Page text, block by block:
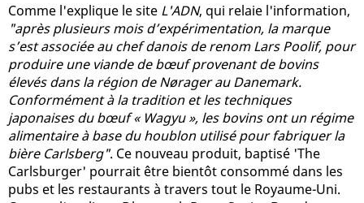
Comme l'explique le site L'ADN, qui relaie l'information,
"après plusieurs mois d’expérimentation, la marque
s’est associée au chef danois de renom Lars Poolif, pour
produire une viande de bœuf provenant de bovins
élevés dans la région de Nørager au Danemark.
Conformément à la tradition et les techniques
japonaises du bœuf « Wagyu », les bovins ont un régime
alimentaire à base du houblon utilisé pour fabriquer la
bière Carlsberg". Ce nouveau produit, baptisé 'The
Carlsburger' pourrait être bientôt consommé dans les
pubs et les restaurants à travers tout le Royaume-Uni.